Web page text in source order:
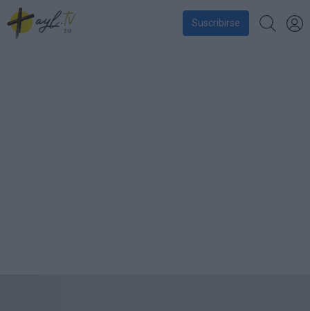
Suscribirse